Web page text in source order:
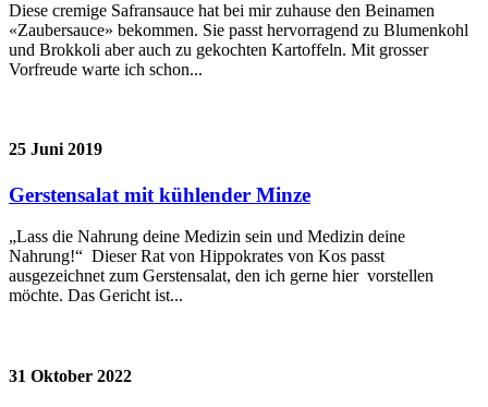
Diese cremige Safransauce hat bei mir zuhause den Beinamen
«Zaubersauce» bekommen. Sie passt hervorragend zu Blumenkohl
und Brokkoli aber auch zu gekochten Kartoffeln. Mit grosser
Vorfreude warte ich schon...
25 Juni 2019
Gerstensalat mit kühlender Minze
„Lass die Nahrung deine Medizin sein und Medizin deine
Nahrung!“ Dieser Rat von Hippokrates von Kos passt
ausgezeichnet zum Gerstensalat, den ich gerne hier vorstellen
möchte. Das Gericht ist...
31 Oktober 2022